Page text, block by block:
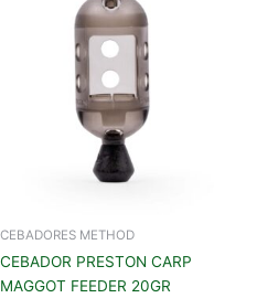
CEBADORES METHOD
CEBADOR PRESTON CARP
MAGGOT FEEDER 20GR